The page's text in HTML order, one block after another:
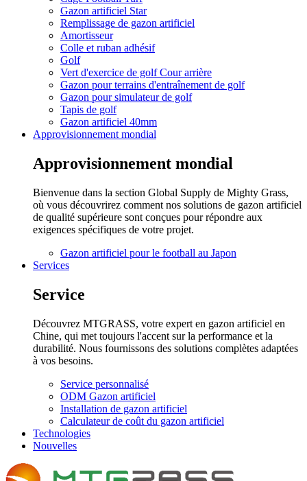
Gazon artificiel Star
Remplissage de gazon artificiel
Amortisseur
Colle et ruban adhésif
Golf
Vert d'exercice de golf Cour arrière
Gazon pour terrains d'entraînement de golf
Gazon pour simulateur de golf
Tapis de golf
Gazon artificiel 40mm
Approvisionnement mondial
Approvisionnement mondial
Bienvenue dans la section Global Supply de Mighty Grass,
où vous découvrirez comment nos solutions de gazon artificiel
de qualité supérieure sont conçues pour répondre aux
exigences spécifiques de votre projet.
Gazon artificiel pour le football au Japon
Services
Service
Découvrez MTGRASS, votre expert en gazon artificiel en
Chine, qui met toujours l'accent sur la performance et la
durabilité. Nous fournissons des solutions complètes adaptées
à vos besoins.
Service personnalisé
ODM Gazon artificiel
Installation de gazon artificiel
Calculateur de coût du gazon artificiel
Technologies
Nouvelles